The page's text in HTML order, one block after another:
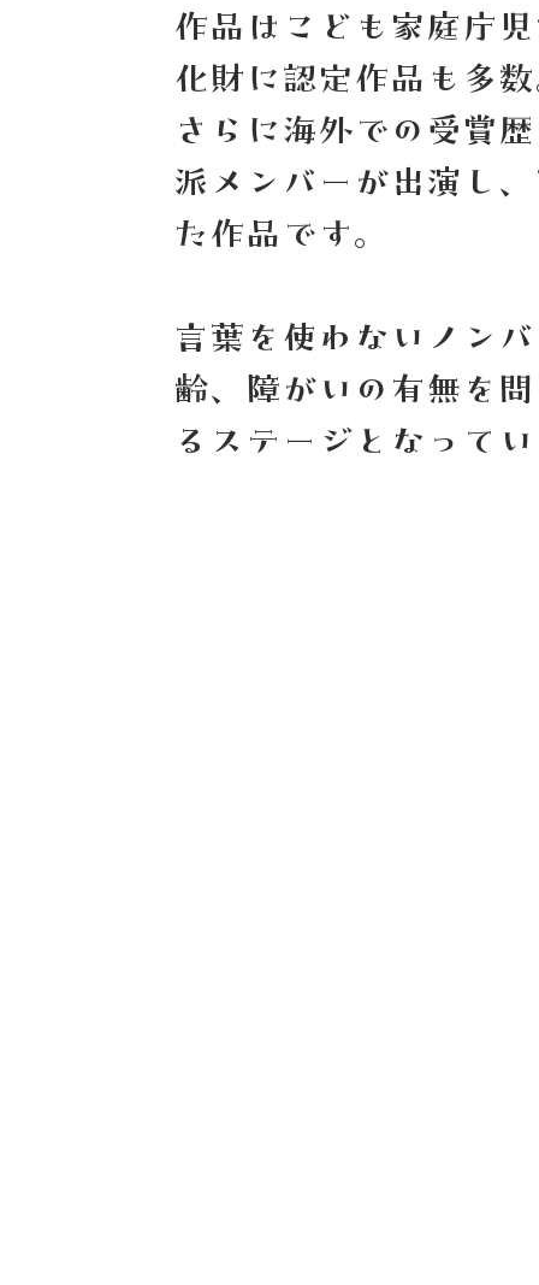
作品はこども家庭庁
化財に認定作品も多
さらに海外での受賞
派メンバーが出演し
た作品です。
言葉を使わないノン
齢、障がいの有無を
るステージとなって